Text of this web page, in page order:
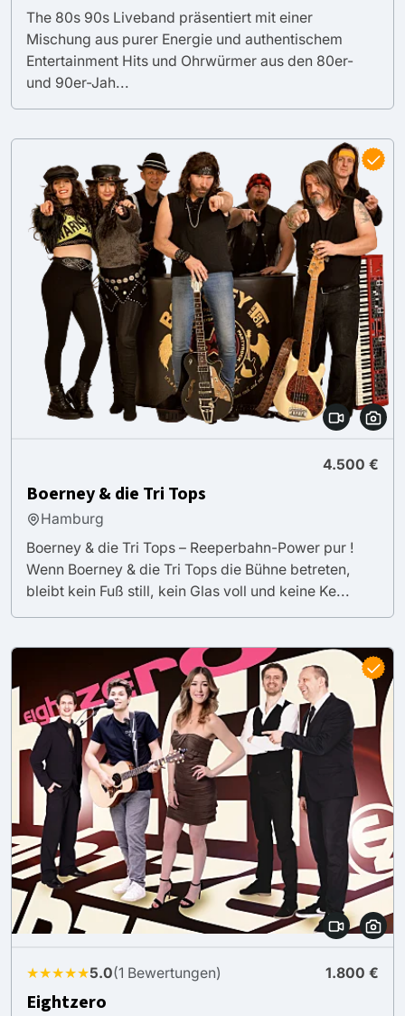
The 80s 90s Liveband präsentiert mit einer
Mischung aus purer Energie und authentischem
Entertainment Hits und Ohrwürmer aus den 80er-
und 90er-Jah...
4.500 €
Boerney & die Tri Tops
Hamburg
Boerney & die Tri Tops – Reeperbahn-Power pur !
Wenn Boerney & die Tri Tops die Bühne betreten,
bleibt kein Fuß still, kein Glas voll und keine Ke...
★★★★★5.0(1 Bewertungen) 1.800 €
Eightzero